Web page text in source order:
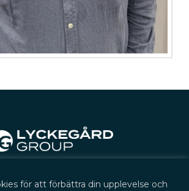
för att förbättra din upplevelse och
+46 (0) 702 566 705